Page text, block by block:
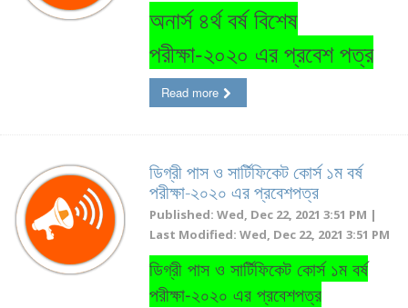
অনার্স ৪র্থ বর্ষ বিশেষ
পরীক্ষা-২০২০ এর প্রবেশ পত্র
Read more
ডিগ্রী পাস ও সার্টিফিকেট কোর্স ১ম বর্ষ
পরীক্ষা-২০২০ এর প্রবেশপত্র
Published: Wed, Dec 22, 2021 3:51 PM |
Last Modified: Wed, Dec 22, 2021 3:51 PM
ডিগ্রী পাস ও সার্টিফিকেট কোর্স ১ম বর্ষ
পরীক্ষা-২০২০ এর প্রবেশপত্র